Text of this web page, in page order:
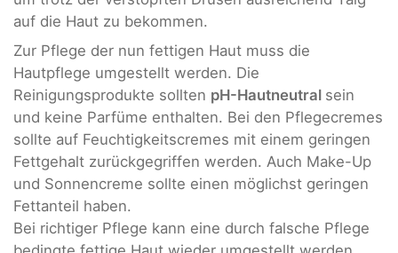
auf die Haut zu bekommen.
Zur Pflege der nun fettigen Haut muss die
Hautpflege umgestellt werden. Die
Reinigungsprodukte sollten pH-Hautneutral sein
und keine Parfüme enthalten. Bei den Pflegecremes
sollte auf Feuchtigkeitscremes mit einem geringen
Fettgehalt zurückgegriffen werden. Auch Make-Up
und Sonnencreme sollte einen möglichst geringen
Fettanteil haben.
Bei richtiger Pflege kann eine durch falsche Pflege